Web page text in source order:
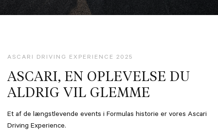
ASCARI DRIVING EXPERIENCE 2025
ASCARI, EN OPLEVELSE DU
ALDRIG VIL GLEMME
Et af de længstlevende events i Formulas historie er vores Ascari
Driving Experience.